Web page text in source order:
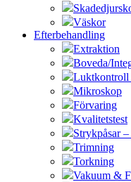
Väskor
Efterbehandling
Extraktion
Boveda/
Luktkontroll
Mikroskop
Förvaring
Kvalitetstest
Strykpåsar
Trimning
Torkning
Vakuum &